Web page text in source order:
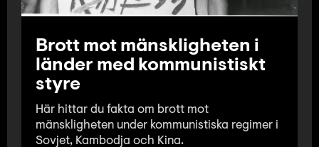
Brott mot mänskligheten i
länder med kommunistiskt
styre
Här hittar du fakta om brott mot
mänskligheten under kommunistiska regimer i
Sovjet, Kambodja och Kina.